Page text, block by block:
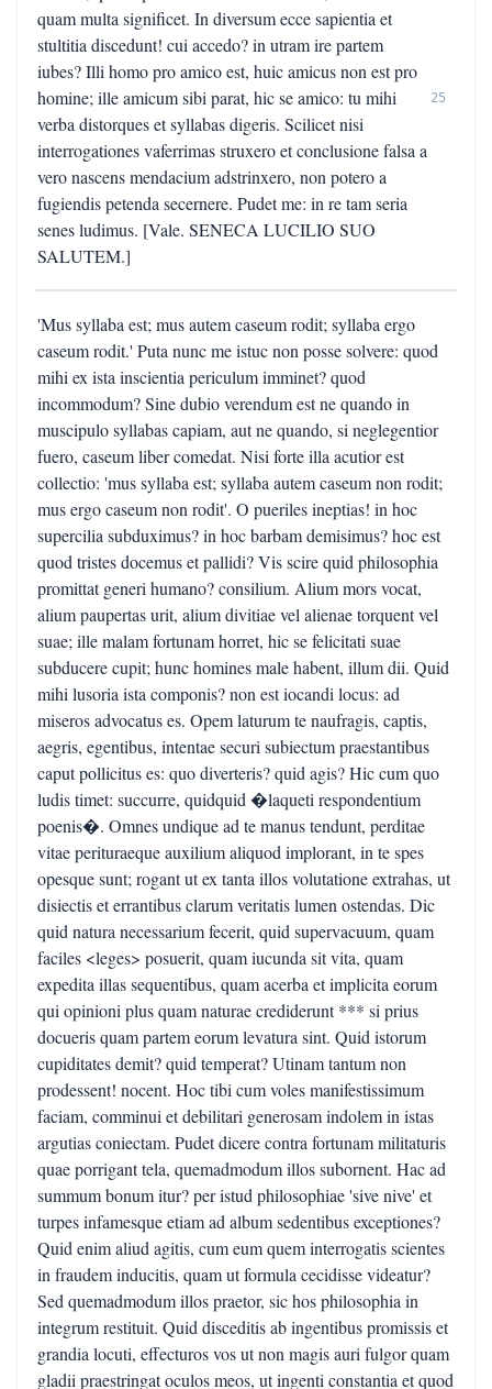
quam multa significet. In diversum ecce sapientia et
stultitia discedunt! cui accedo? in utram ire partem
iubes? Illi homo pro amico est, huic amicus non est pro
homine; ille amicum sibi parat, hic se amico: tu mihi
verba distorques et syllabas digeris. Scilicet nisi
interrogationes vaferrimas struxero et conclusione falsa a
vero nascens mendacium adstrinxero, non potero a
fugiendis petenda secernere. Pudet me: in re tam seria
senes ludimus. [Vale. SENECA LUCILIO SUO
SALUTEM.]
25
'Mus syllaba est; mus autem caseum rodit; syllaba ergo
caseum rodit.' Puta nunc me istuc non posse solvere: quod
mihi ex ista inscientia periculum imminet? quod
incommodum? Sine dubio verendum est ne quando in
muscipulo syllabas capiam, aut ne quando, si neglegentior
fuero, caseum liber comedat. Nisi forte illa acutior est
collectio: 'mus syllaba est; syllaba autem caseum non rodit;
mus ergo caseum non rodit'. O pueriles ineptias! in hoc
supercilia subduximus? in hoc barbam demisimus? hoc est
quod tristes docemus et pallidi? Vis scire quid philosophia
promittat generi humano? consilium. Alium mors vocat,
alium paupertas urit, alium divitiae vel alienae torquent vel
suae; ille malam fortunam horret, hic se felicitati suae
subducere cupit; hunc homines male habent, illum dii. Quid
mihi lusoria ista componis? non est iocandi locus: ad
miseros advocatus es. Opem laturum te naufragis, captis,
aegris, egentibus, intentae securi subiectum praestantibus
caput pollicitus es: quo diverteris? quid agis? Hic cum quo
ludis timet: succurre, quidquid �laqueti respondentium
poenis�. Omnes undique ad te manus tendunt, perditae
vitae perituraeque auxilium aliquod implorant, in te spes
opesque sunt; rogant ut ex tanta illos volutatione extrahas, ut
disiectis et errantibus clarum veritatis lumen ostendas. Dic
quid natura necessarium fecerit, quid supervacuum, quam
faciles <leges> posuerit, quam iucunda sit vita, quam
expedita illas sequentibus, quam acerba et implicita eorum
qui opinioni plus quam naturae crediderunt *** si prius
docueris quam partem eorum levatura sint. Quid istorum
cupiditates demit? quid temperat? Utinam tantum non
prodessent! nocent. Hoc tibi cum voles manifestissimum
faciam, comminui et debilitari generosam indolem in istas
argutias coniectam. Pudet dicere contra fortunam militaturis
quae porrigant tela, quemadmodum illos subornent. Hac ad
summum bonum itur? per istud philosophiae 'sive nive' et
turpes infamesque etiam ad album sedentibus exceptiones?
Quid enim aliud agitis, cum eum quem interrogatis scientes
in fraudem inducitis, quam ut formula cecidisse videatur?
Sed quemadmodum illos praetor, sic hos philosophia in
integrum restituit. Quid disceditis ab ingentibus promissis et
grandia locuti, effecturos vos ut non magis auri fulgor quam
gladii praestringat oculos meos, ut ingenti constantia et quod